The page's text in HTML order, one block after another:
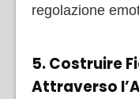
regolazione
5. Costruire
Attraverso